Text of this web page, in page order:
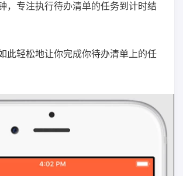
，专注执行待办清单的任务到计时结
此轻松地让你完成你待办清单上的任